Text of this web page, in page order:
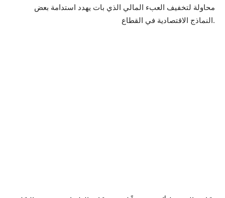
محاولة لتخفيف العبء المالي الذي بات يهدد استدامة بعض
النماذج الاقتصادية في القطاع.